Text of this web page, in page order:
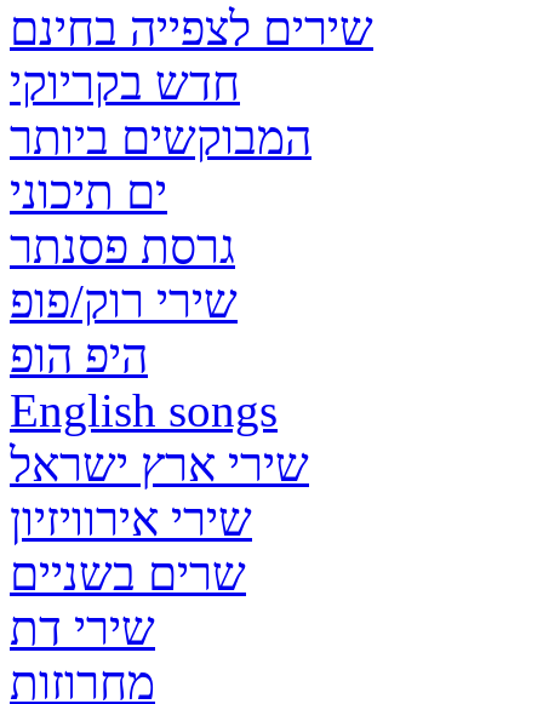
שירים לצפייה בחינם
חדש בקריוקי
המבוקשים ביותר
ים תיכוני
גרסת פסנתר
שירי רוק/פופ
היפ הופ
English songs
שירי ארץ ישראל
שירי אירוויזיון
שרים בשניים
שירי דת
מחרוזות